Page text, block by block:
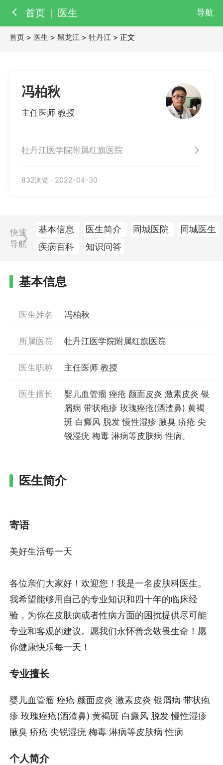
首页 医生 导航
医生
首页 > 医生 >黑龙江 >牡丹江 > 正文
冯柏秋
主任医师 教授
牡丹江医学院附属红旗医院
832浏览 · 2022-04-30
快速
导航
基本信息 医生简介 同城医院
同城医生
疾病百科
知识问答
基本信息
医生姓名 冯柏秋
所属医院 牡丹江医学院附属红旗医院
医生职称 主任医师 教授
医生擅长
婴儿血管瘤 痤疮 颜面皮炎 激素皮炎 银
屑病 带状疱疹 玫瑰痤疮(酒渣鼻) 黄褐
斑 白癜风 脱发 慢性湿疹 腋臭 疥疮 尖
锐湿疣 梅毒 淋病等皮肤病 性病。
医生简介
寄语
美好生活每一天
各位亲们大家好！欢迎您！我是一名皮肤科医生。
我希望能够用自己的专业知识和四十年的临床经
验，为你在皮肤病或者性病方面的困扰提供尽可能
专业和客观的建议。愿我们永怀善念敬畏生命！愿
你健康快乐每一天！
专业擅长
婴儿血管瘤 痤疮 颜面皮炎 激素皮炎 银屑病 带状疱
疹 玫瑰痤疮(酒渣鼻) 黄褐斑 白癜风 脱发 慢性湿疹
腋臭 疥疮 尖锐湿疣 梅毒 淋病等皮肤病 性病
个人简介